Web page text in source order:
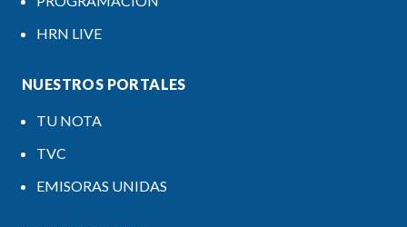
HRN LIVE
NUESTROS PORTALES
TU NOTA
TVC
EMISORAS UNIDAS